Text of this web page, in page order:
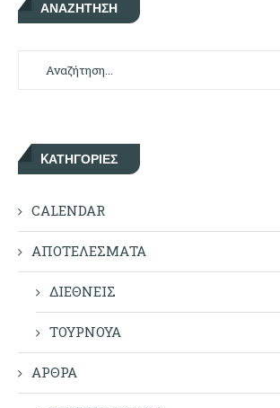
ΑΝΑΖΉΤΗΣΗ
KΑΤΗΓΟΡΊΕΣ
CALENDAR
ΑΠΟΤΕΛΕΣΜΑΤΑ
ΔΙΕΘΝΕΙΣ
ΤΟΥΡΝΟΥΑ
ΑΡΘΡΑ